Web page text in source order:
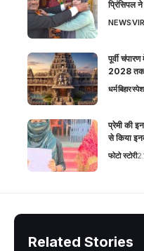
प्रिंसिपल
NEWS
पूर्वी
2028 तक
धर्मबिहार
प्रेमी की
से किया
फोटो स्टोरी
Related Stories